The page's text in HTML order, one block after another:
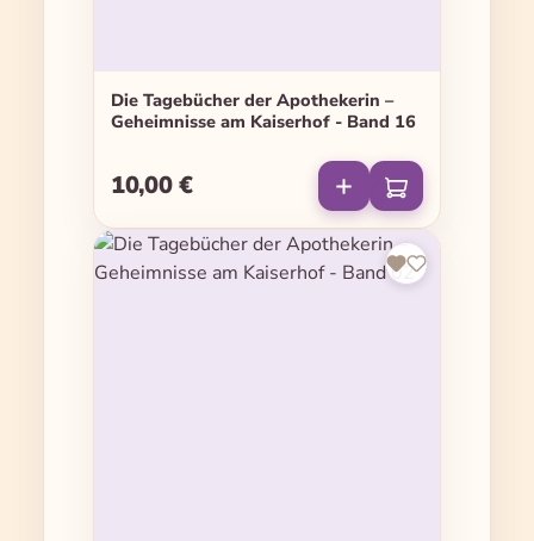
Die Tagebücher der Apothekerin –
Geheimnisse am Kaiserhof - Band 16
Regulärer Preis:
10,00 €